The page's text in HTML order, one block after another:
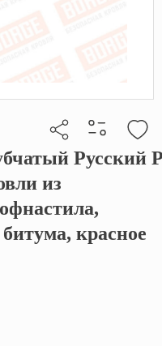
ссылку
Русский
из
красное